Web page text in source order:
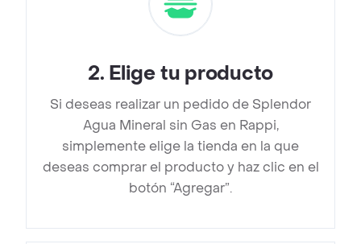
2. Elige tu producto
Si deseas realizar un pedido de Splendor
Agua Mineral sin Gas en Rappi,
simplemente elige la tienda en la que
deseas comprar el producto y haz clic en el
botón “Agregar”.